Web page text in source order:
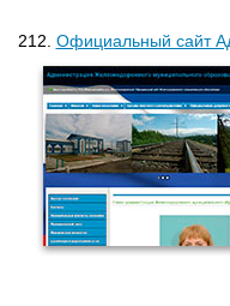
212. Официальный сайт